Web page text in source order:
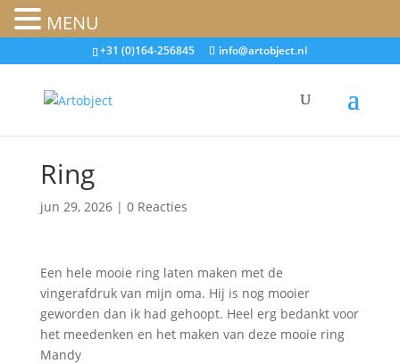
+31 (0)164-256845 info@artobject.nl
Ring
jun 29, 2026| 0 Reacties
Een hele mooie ring laten maken met de
vingerafdruk van mijn oma. Hij is nog mooier
geworden dan ik had gehoopt. Heel erg bedankt voor
het meedenken en het maken van deze mooie ring
Mandy
MENU